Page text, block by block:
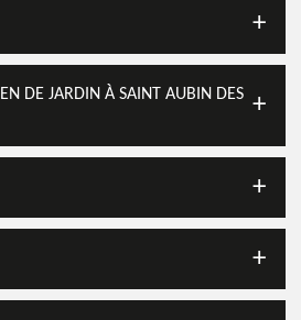
DE JARDIN À SAINT AUBIN DES